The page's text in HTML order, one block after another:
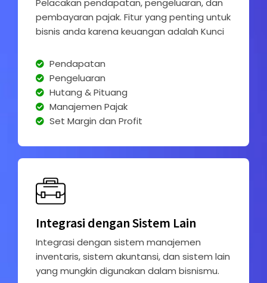
Pelacakan pendapatan, pengeluaran, dan
pembayaran pajak. Fitur yang penting untuk
bisnis anda karena keuangan adalah Kunci
Pendapatan
Pengeluaran
Hutang & Pituang
Manajemen Pajak
Set Margin dan Profit
Integrasi dengan Sistem Lain
Integrasi dengan sistem manajemen
inventaris, sistem akuntansi, dan sistem lain
yang mungkin digunakan dalam bisnismu.